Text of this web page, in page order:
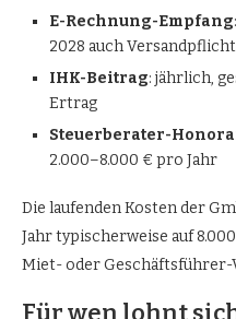
E-Rechnung-Empfang
2028 auch
IHK-Beitrag: jährlich,
Ertrag
Steuerberater-
2.000–8.000 € pro Jahr
Die laufenden Kosten der
Jahr typischerweise auf
Miet- oder Geschäftsführer-
Für wen lohnt